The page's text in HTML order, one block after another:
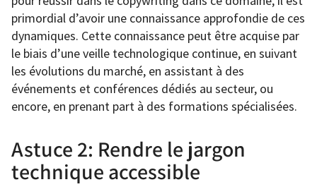
primordial d’avoir une connaissance approfondie de ces
dynamiques. Cette connaissance peut être acquise par
le biais d’une veille technologique continue, en suivant
les évolutions du marché, en assistant à des
événements et conférences dédiés au secteur, ou
encore, en prenant part à des formations spécialisées.
Astuce 2: Rendre le jargon
technique accessible